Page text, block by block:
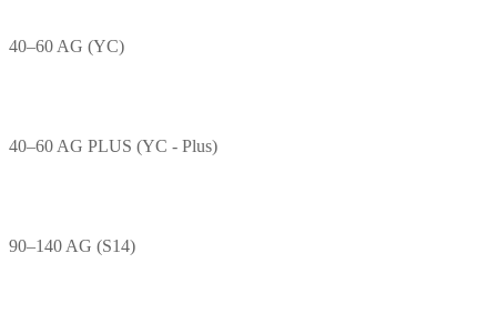
40–60 AG (YC)
40–60 AG PLUS (YC - Plus)
90–140 AG (S14)